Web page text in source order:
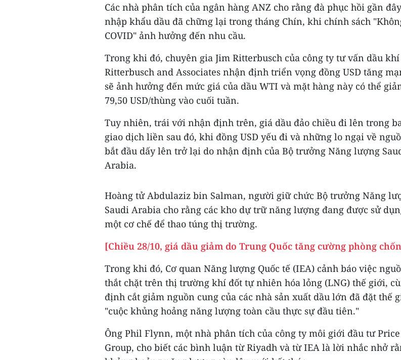
Các nhà phân tích của ngân hàng ANZ cho rằng đà phục hồi gần
nhập khẩu dầu đã chững lại trong tháng Chín, khi chính sách
COVID" ảnh hưởng đến nhu cầu.
Trong khi đó, chuyên gia Jim Ritterbusch của công ty tư vấn dầu khí
Ritterbusch and Associates nhận định triển vọng đồng USD tăng
sẽ ảnh hưởng đến mức giá của dầu WTI và mặt hàng này có thể
79,50 USD/thùng vào cuối tuần.
Tuy nhiên, trái với nhận định trên, giá dầu đảo chiều đi lên trong
giao dịch liền sau đó, khi đồng USD yếu đi và những lo ngại về
bắt đầu dấy lên trở lại do nhận định của Bộ trưởng Năng lượng
Arabia.
Hoàng tử Abdulaziz bin Salman, người giữ chức Bộ trưởng Năng
Saudi Arabia cho rằng các kho dự trữ năng lượng đang được sử
một cơ chế để thao túng thị trường.
[Chiều 28/10, giá dầu giảm do Trung Quốc tăng cường phòng
Trong khi đó, Cơ quan Năng lượng Quốc tế (IEA) cảnh báo việc
thắt chặt trên thị trường khí đốt tự nhiên hóa lỏng (LNG) thế giới,
định cắt giảm nguồn cung của các nhà sản xuất dầu lớn đã đặt thế
"cuộc khủng hoảng năng lượng toàn cầu thực sự đầu tiên."
Ông Phil Flynn, một nhà phân tích của công ty môi giới đầu tư
Group, cho biết các bình luận từ Riyadh và từ IEA là lời nhắc nhở